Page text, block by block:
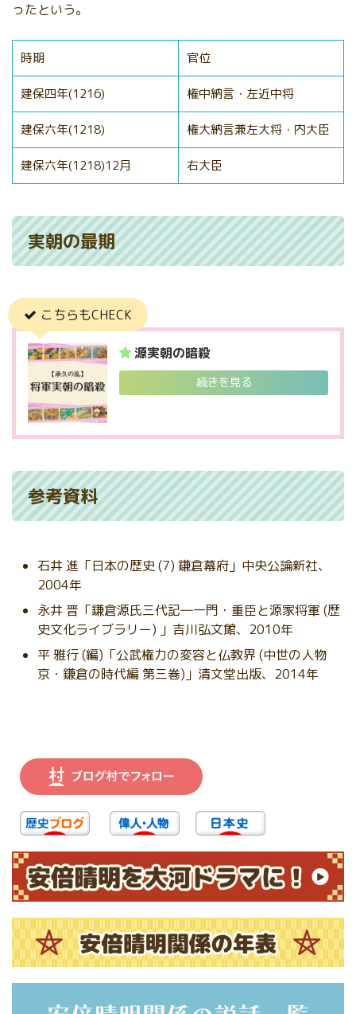
ったという。
時期 官位
建保四年(1216) 権中納言・左近中将
建保六年(1218) 権大納言兼左大将・内大臣
建保六年(1218)12月 右大臣
実朝の最期
こちらもCHECK
源実朝の暗殺
続きを見る
参考資料
石井 進「日本の歴史 (7) 鎌倉幕府」中央公論新社、
2004年
永井 晋「鎌倉源氏三代記―一門・重臣と源家将軍 (歴
史文化ライブラリー) 」吉川弘文館、2010年
平 雅行 (編)「公武権力の変容と仏教界 (中世の人物
京・鎌倉の時代編 第三巻)」清文堂出版、2014年